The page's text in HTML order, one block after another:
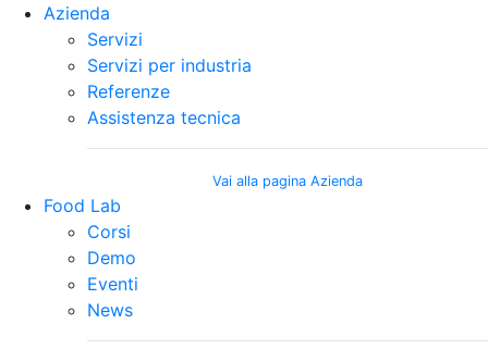
Azienda
Servizi
Servizi per industria
Referenze
Assistenza tecnica
Vai alla pagina Azienda
Food Lab
Corsi
Demo
Eventi
News